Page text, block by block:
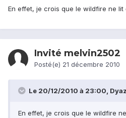
En effet, je crois que le wildfire ne lit
Invité melvin2502
Posté(e) 21 décembre 2010
Le 20/12/2010 à 23:00,
En effet, je crois que le wildfire